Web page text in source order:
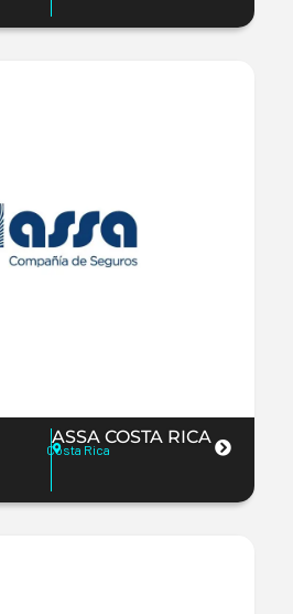
ASSA COSTA RICA
Costa Rica